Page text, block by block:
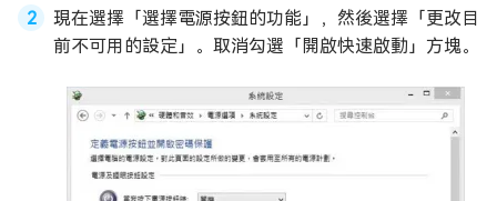
現在選擇「選擇電源按鈕的功能」，然後選擇「更改目
前不可用的設定」。取消勾選「開啟快速啟動」方塊。